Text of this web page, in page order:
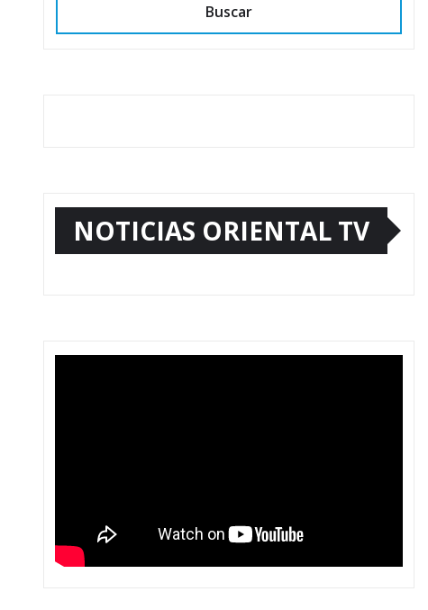
Buscar
NOTICIAS ORIENTAL TV